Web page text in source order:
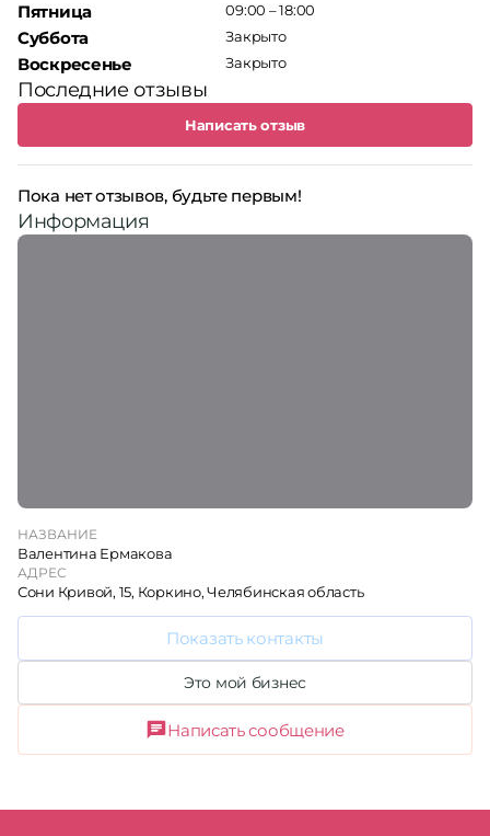
Пятница
Суббота
Воскресенье
09:00 – 18:00
Закрыто
Закрыто
Последние отзывы
Написать отзыв
Пока нет отзывов, будьте первым!
Информация
НАЗВАНИЕ
Валентина Ермакова
АДРЕС
Сони Кривой, 15, Коркино, Челябинская область
Показать контакты
Это мой бизнес
Написать сообщение